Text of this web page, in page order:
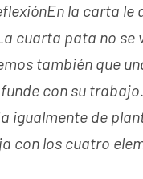
la carta le
cuarta pata no se
también que
con su
igualmente de
con los cuatro